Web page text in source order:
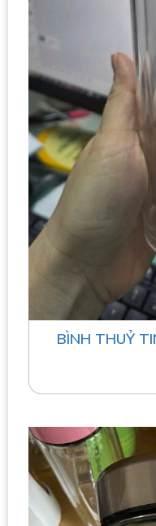
BÌNH THUỶ